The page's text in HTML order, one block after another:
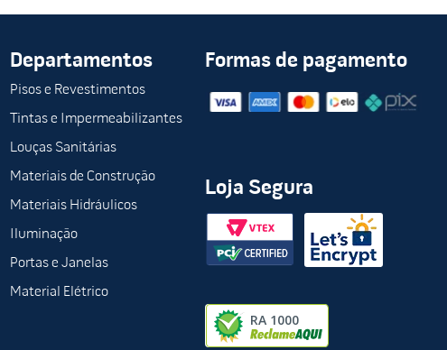
para garantir a proteção das superfícies e a eficiência do
práticas e eficientes.
Departamentos
Pisos e Revestimentos
Tintas e Impermeabilizantes
Louças Sanitárias
Materiais de Construção
Materiais Hidráulicos
Iluminação
Portas e Janelas
Material Elétrico
Formas de pagamento
Loja Segura